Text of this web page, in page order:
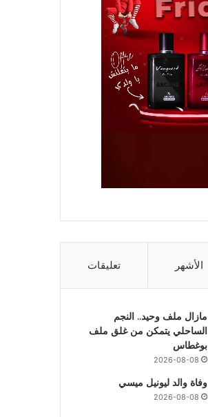
الأشهر تعليقات
مازال ملف وحيد.. النجم
الساحلي يتمكن من غلق ملف
بوغطاس
2026-08-08
وفاة والد ليونيل ميسي
2026-08-08